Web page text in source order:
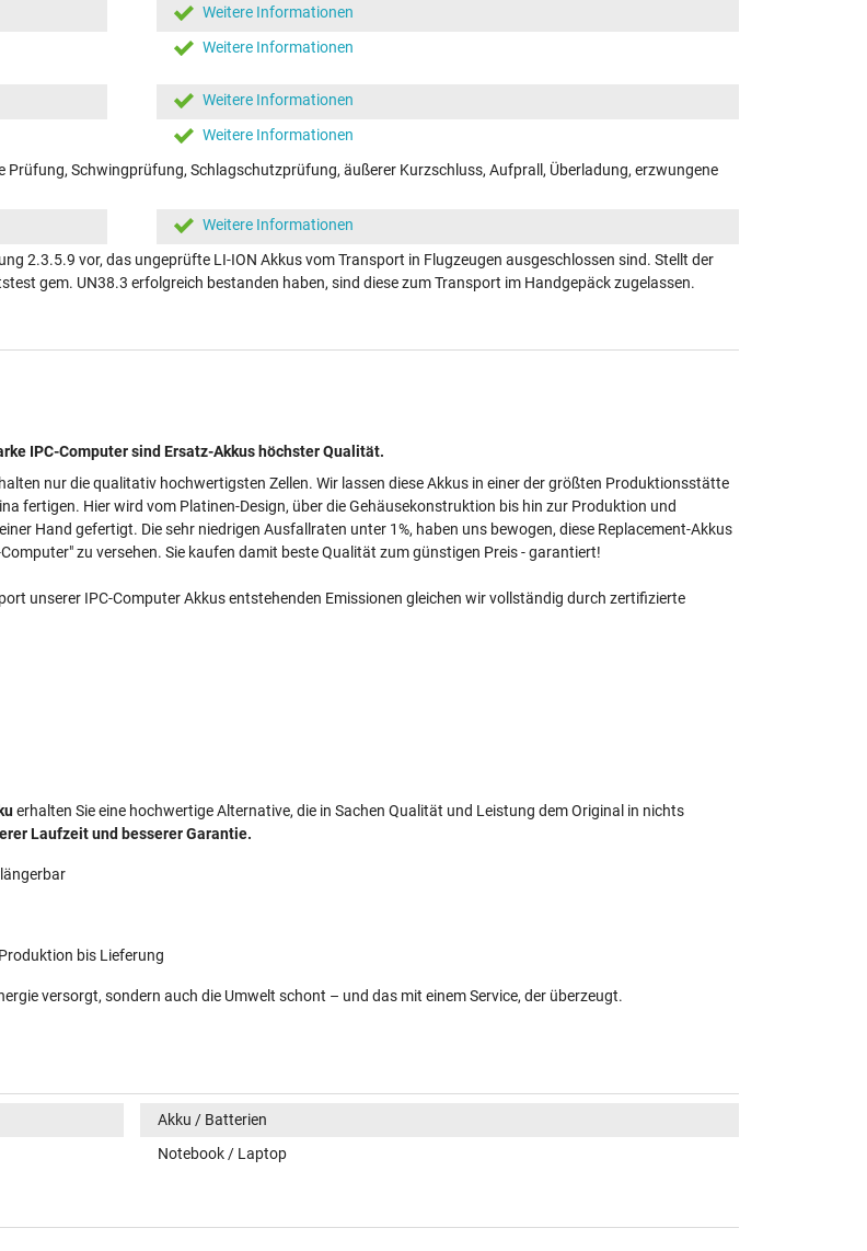
Weitere Informationen
Weitere Informationen
Weitere Informationen
Weitere Informationen
Prüfung, Schwingprüfung, Schlagschutzprüfung, äußerer Kurzschluss, Aufprall, Überladung, erzwungene
Weitere Informationen
2.3.5.9 vor, das ungeprüfte LI-ION Akkus vom Transport in Flugzeugen ausgeschlossen sind. Stellt der
gem. UN38.3 erfolgreich bestanden haben, sind diese zum Transport im Handgepäck zugelassen.
IPC-Computer sind Ersatz-Akkus höchster Qualität.
nur die qualitativ hochwertigsten Zellen. Wir lassen diese Akkus in einer der größten Produktionsstätte
fertigen. Hier wird vom Platinen-Design, über die Gehäusekonstruktion bis hin zur Produktion und
Hand gefertigt. Die sehr niedrigen Ausfallraten unter 1%, haben uns bewogen, diese Replacement-Akkus
zu versehen. Sie kaufen damit beste Qualität zum günstigen Preis - garantiert!
unserer IPC-Computer Akkus entstehenden Emissionen gleichen wir vollständig durch zertifizierte
erhalten Sie eine hochwertige Alternative, die in Sachen Qualität und Leistung dem Original in nichts
Laufzeit und besserer Garantie.
bis Lieferung
versorgt, sondern auch die Umwelt schont – und das mit einem Service, der überzeugt.
Akku / Batterien
Notebook / Laptop